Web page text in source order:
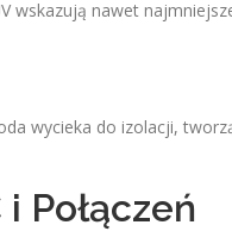
wskazują nawet
wycieka do izolacji,
Połączeń